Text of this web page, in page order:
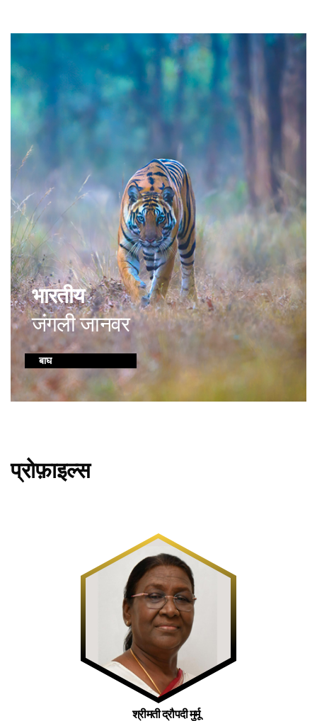
भारतीय
जंगली जानवर
बाघ
प्रोफ़ाइल्स
श्रीमती द्रौपदी मुर्मू